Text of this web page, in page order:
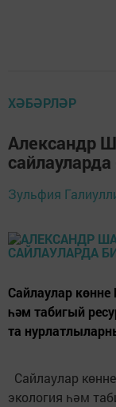
ХӘБӘРЛӘР
Александр
сайлауларда
Зульфия
Сайлаулар
һәм табигый
та
Сайлаулар
экология һәм